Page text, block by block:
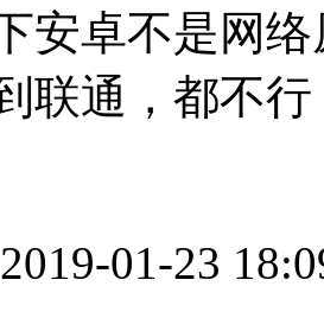
安卓不是网
联通，都不行
2019-01-23